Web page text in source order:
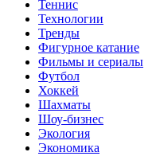
Теннис
Технологии
Тренды
Фигурное катание
Фильмы и сериалы
Футбол
Хоккей
Шахматы
Шоу-бизнес
Экология
Экономика